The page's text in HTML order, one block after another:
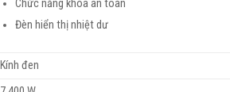
Chức năng khóa an toàn
Đèn hiển thị nhiệt dư
Kính đen